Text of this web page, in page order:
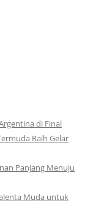
di Final
Raih Gelar
Panjang Menuju
Muda untuk